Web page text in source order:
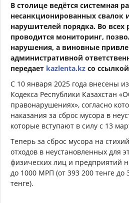
В столице ведётся системная
несанкционированных свалок
нарушителей порядка. Во всех
проводится мониторинг,
нарушения, а виновные
административной
передает kazlenta.kz со
С 10 января 2025 года внесены
Кодекса Республики Казахстан
правонарушениях», согласно
наказания за сброс мусора в
которые вступают в силу с 13
Теперь за сброс мусора на
отходов в неустановленных для
физических лиц и предприятий
до 1000 МРП (от 393 200 тенге до
тенге).